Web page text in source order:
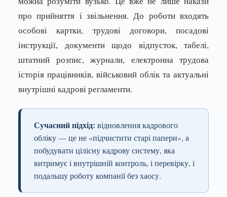
про прийняття і звільнення. До роботи входять
особові картки, трудові договори, посадові
інструкції, документи щодо відпусток, табелі,
штатний розпис, журнали, електронна трудова
історія працівників, військовий облік та актуальні
внутрішні кадрові регламенти.
Сучасний підхід: відновлення кадрового
обліку — це не «підчистити старі папери», а
побудувати цілісну кадрову систему, яка
витримує і внутрішній контроль, і перевірку, і
подальшу роботу компанії без хаосу.